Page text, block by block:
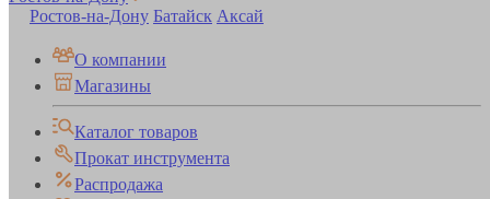
Ростов-на-Дону Батайск Аксай
О компании
Магазины
Каталог товаров
Прокат инструмента
Распродажа